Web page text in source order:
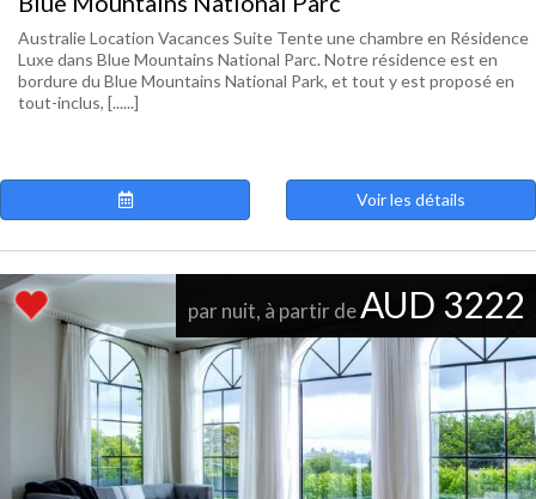
Australie Location Vacances Suite Tente une chambre en Résidence
Luxe dans Blue Mountains National Parc. Notre résidence est en
bordure du Blue Mountains National Park, et tout y est proposé en
tout-inclus, [......]
Voir les détails
par nuit, à partir deAUD 3222